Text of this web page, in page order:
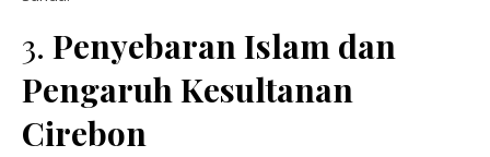
3. Penyebaran Islam dan
Pengaruh Kesultanan
Cirebon